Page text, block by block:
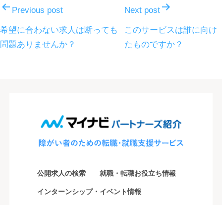
稿
ナ
ビ
Previous post
希望に合わない求人は断っても
問題ありませんか？
Next post
このサービスは誰に向け
たものですか？
公開求人の検索 就職・転職お役立ち情報
インターンシップ・イベント情報